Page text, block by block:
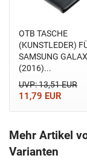
OTB TASCHE
(KUNSTLEDER)
SAMSUNG
(2016)...
UVP: 13,51 EUR
11,79 EUR
Mehr Artikel
Varianten